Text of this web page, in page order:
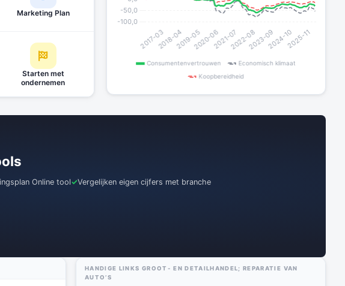
Marketing Plan
Starten met
ondernemen
Online tool
Vergelijken eigen cijfers met branche
HANDIGE LINKS GROOT- EN DETAILHANDEL; REPARATIE VAN
AUTO’S